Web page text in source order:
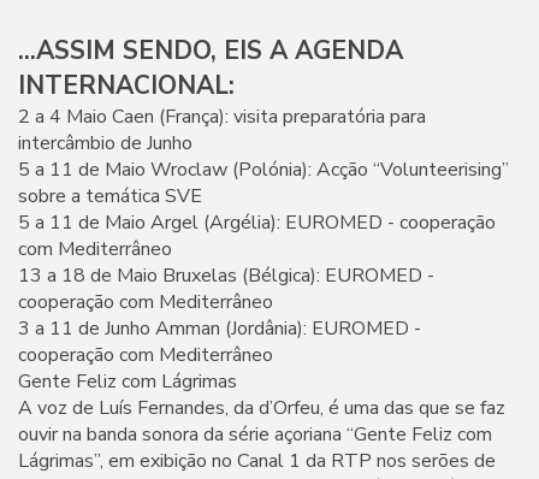
...ASSIM SENDO, EIS A AGENDA
INTERNACIONAL:
2 a 4 Maio Caen (França): visita preparatória para
intercâmbio de Junho
5 a 11 de Maio Wroclaw (Polónia): Acção “Volunteerising”
sobre a temática SVE
5 a 11 de Maio Argel (Argélia): EUROMED - cooperação
com Mediterrâneo
13 a 18 de Maio Bruxelas (Bélgica): EUROMED -
cooperação com Mediterrâneo
3 a 11 de Junho Amman (Jordânia): EUROMED -
cooperação com Mediterrâneo
Gente Feliz com Lágrimas
A voz de Luís Fernandes, da d’Orfeu, é uma das que se faz
ouvir na banda sonora da série açoriana “Gente Feliz com
Lágrimas”, em exibição no Canal 1 da RTP nos serões de